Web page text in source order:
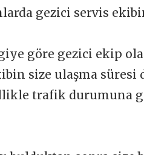
gezici servis
göre gezici ekip
size ulaşma süresi
trafik durumuna